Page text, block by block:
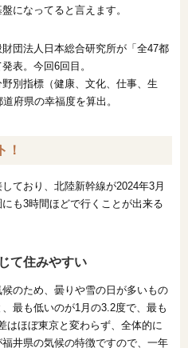
になってると言えます。
団法人日本総合研究所が「全47都
表。今回6回目。
別指標（健康、文化、仕事、生
府県の幸福度を算出。
！
ており、北陸新幹線が2024年3月
も3時間ほどで行くことが出来る
て住みやすい
のため、曇りや雪の日が多いもの
最も低いのが1月の3.2度で、最も
はほぼ東京と変わらず、全体的に
井県の気候の特徴ですので、一年